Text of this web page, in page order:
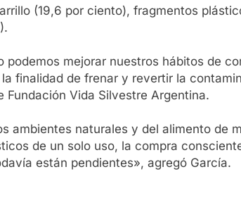
(19,6 por ciento), fragmentos
mejorar nuestros hábitos de
finalidad de frenar y revertir la
Vida Silvestre Argentina.
ambientes naturales y del alimento de
de un solo uso, la compra
están pendientes», agregó García.